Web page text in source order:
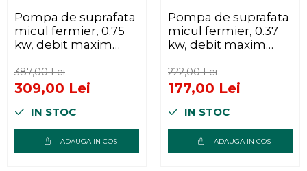
Pompa de suprafata
micul fermier, 0.75
kw, debit maxim
maxima de
pompare 30m, corp
pompa fonta
387,00 Lei
309,00 Lei
IN STOC
ADAUGA IN COS
Pompa de suprafata
micul fermier, 0.37
kw, debit maxim
maxima de
pompare 35m, corp
pompa fonta
222,00 Lei
177,00 Lei
IN STOC
ADAUGA IN COS